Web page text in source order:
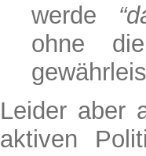
werde
ohne
Leider aber
aktiven